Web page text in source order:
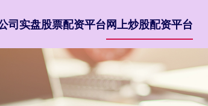
司实盘股票配资平台网上炒股配资平台